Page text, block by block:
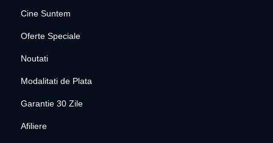
Cine Suntem
Oferte Speciale
Noutati
Modalitati de Plata
Garantie 30 Zile
Afiliere